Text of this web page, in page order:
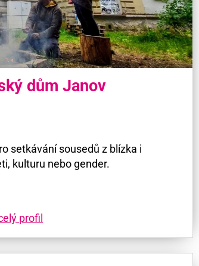
dům Janov
setkávání sousedů z blízka i
kulturu nebo gender.
profil